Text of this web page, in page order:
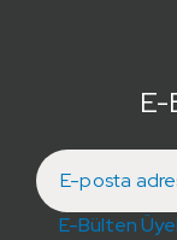
E-
E-Bülten